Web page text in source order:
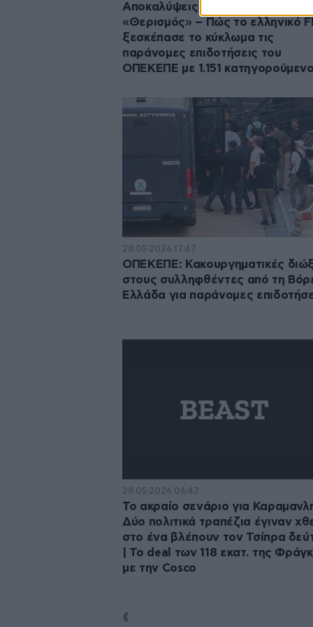
Αποκαλύψεις για την επιχείρηση
«Θερισμός» – Πώς το ελληνικό
ξεσκέπασε το κύκλωμα τις
παράνομες επιδοτήσεις του
ΟΠΕΚΕΠΕ με 1.151
28·05·2026 17:47
ΟΠΕΚΕΠΕ: Κακουργηματικές
στους συλληφθέντες από τη
Ελλάδα για παράνομες
28·05·2026 06:47
Το ακραίο σενάριο για Καραμανλή
Δύο πολιτικά τραπέζια έγιναν
στο ένα βλέπουν τον Τσίπρα
| Το deal των 118 εκατ. της
με την Cosco